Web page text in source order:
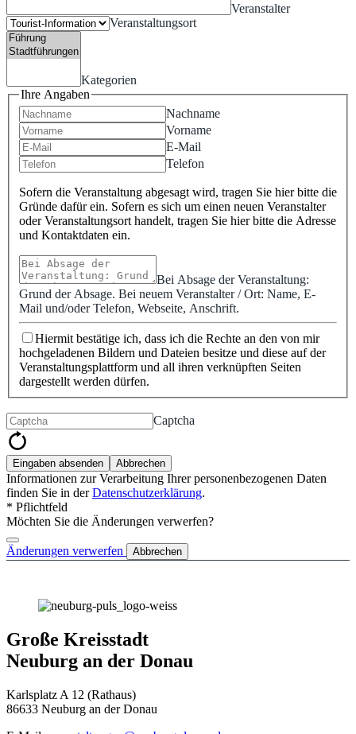
Veranstalter
Veranstaltungsort
Kategorien
Ihre Angaben
Nachname
Vorname
E-Mail
Telefon
Sofern die Veranstaltung abgesagt wird, tragen Sie hier bitte die
Gründe dafür ein. Sofern es sich um einen neuen Veranstalter
oder Veranstaltungsort handelt, tragen Sie hier bitte die Adresse
und Kontaktdaten ein.
Bei Absage der Veranstaltung:
Grund der Absage. Bei neuem Veranstalter / Ort: Name, E-
Mail und/oder Telefon, Webseite, Anschrift.
Hiermit bestätige ich, dass ich die Rechte an den von mir
hochgeladenen Bildern und Dateien besitze und diese auf der
Veranstaltungsplattform und all ihren verknüpften Seiten
dargestellt werden dürfen.
Captcha
Eingaben absenden Abbrechen
Informationen zur Verarbeitung Ihrer personenbezogenen Daten
finden Sie in derDatenschutzerklärung.
* Pflichtfeld
Möchten Sie die Änderungen verwerfen?
Änderungen verwerfen Abbrechen
Große Kreisstadt
Neuburg an der Donau
Karlsplatz A 12 (Rathaus)
86633 Neuburg an der Donau